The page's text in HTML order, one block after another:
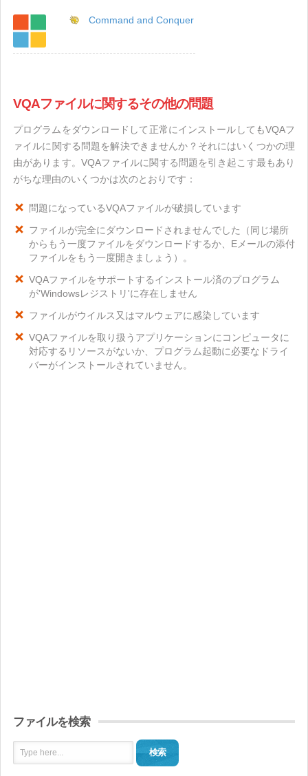
Command and Conquer
VQAファイルに関するその他の問題
プログラムをダウンロードして正常にインストールしてもVQAフ
ァイルに関する問題を解決できませんか？それにはいくつかの理
由があります。VQAファイルに関する問題を引き起こす最もあり
がちな理由のいくつかは次のとおりです：
問題になっているVQAファイルが破損しています
ファイルが完全にダウンロードされませんでした（同じ場所
からもう一度ファイルをダウンロードするか、Eメールの添付
ファイルをもう一度開きましょう）。
VQAファイルをサポートするインストール済のプログラム
が'Windowsレジストリ'に存在しません
ファイルがウイルス又はマルウェアに感染しています
VQAファイルを取り扱うアプリケーションにコンピュータに
対応するリソースがないか、プログラム起動に必要なドライ
バーがインストールされていません。
ファイルを検索
検索